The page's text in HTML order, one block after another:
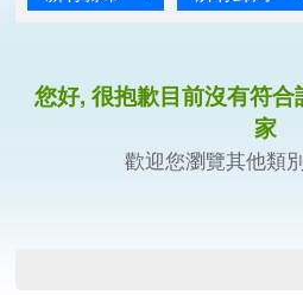
您好, 很抱歉目前沒有符
家
歡迎您瀏覽其他類